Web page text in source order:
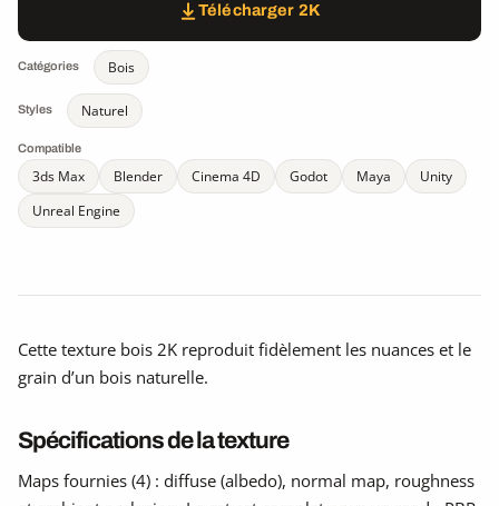
Télécharger 2K
Catégories Bois
Styles Naturel
Compatible
3ds Max Blender Cinema 4D Godot Maya
Unity
Unreal Engine
Cette texture bois 2K reproduit fidèlement les nuances et le
grain d’un bois naturelle.
Spécifications de la texture
Maps fournies (4) : diffuse (albedo), normal map, roughness